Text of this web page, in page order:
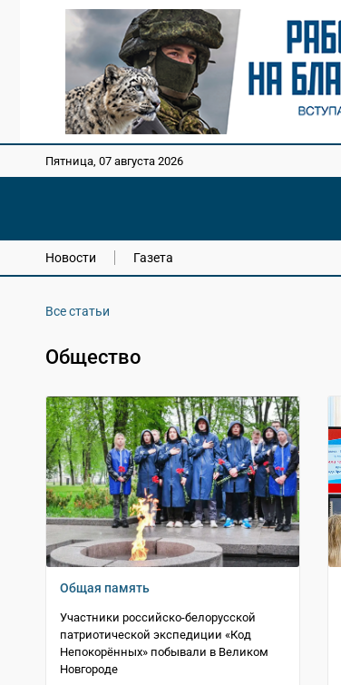
Пятница, 07 августа 2026
Новости Газета
Все статьи
Общество
Общая память
Участники российско-белорусской
патриотической экспедиции «Код
Непокорённых» побывали в Великом
Новгороде